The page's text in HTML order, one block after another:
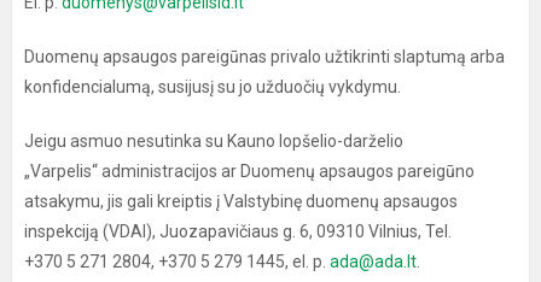
Duomenų apsaugos pareigūnas privalo užtikrinti slaptumą arba
konfidencialumą, susijusį su jo užduočių vykdymu.
Jeigu asmuo nesutinka su Kauno lopšelio-darželio
„Varpelis“ administracijos ar Duomenų apsaugos pareigūno
atsakymu, jis gali kreiptis į Valstybinę duomenų apsaugos
inspekciją (VDAI), Juozapavičiaus g. 6, 09310 Vilnius, Tel.
+370 5 271 2804, +370 5 279 1445, el. p. ada@ada.lt.